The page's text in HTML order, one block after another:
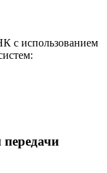
с использованием
передачи